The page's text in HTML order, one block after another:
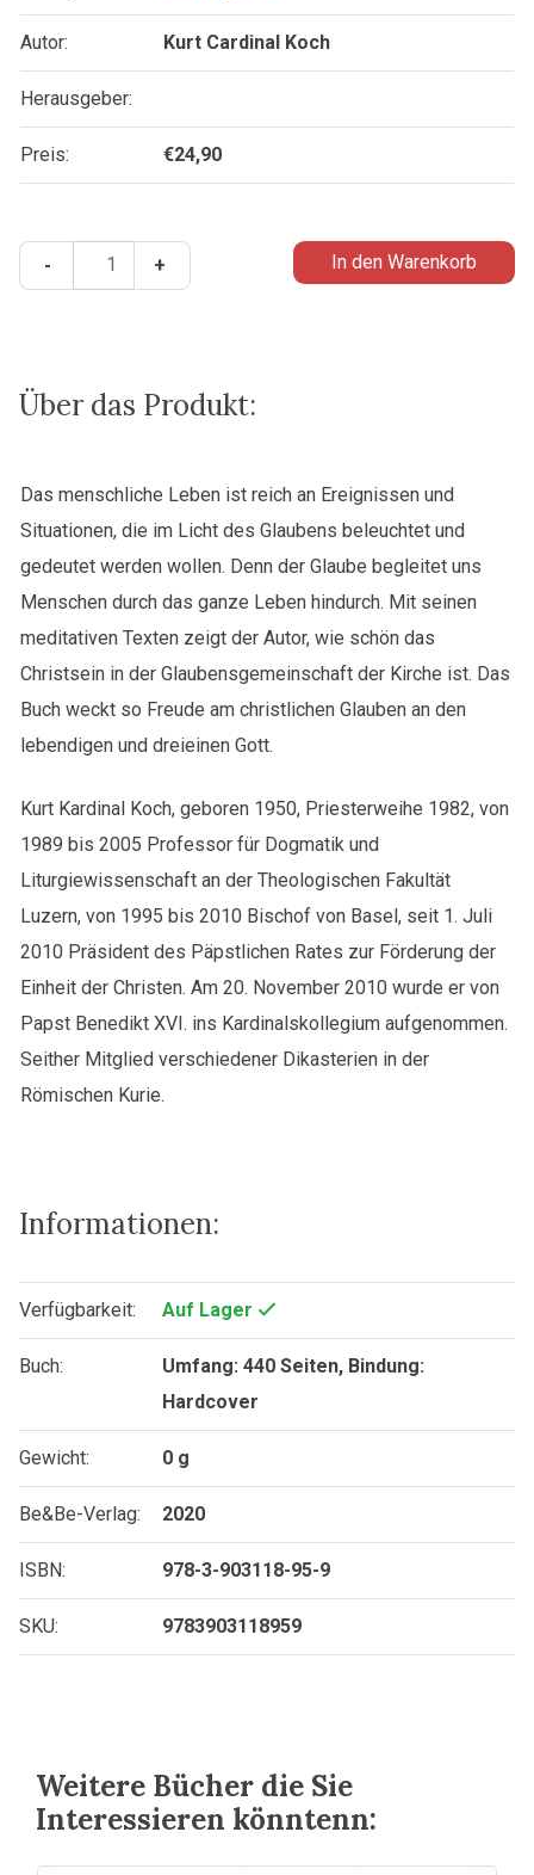
Autor: Kurt Cardinal Koch
Herausgeber:
Preis: €24,90
-
Christ
Meditationen
Herzmitte
christlichen
Glaubens
Menge
+ In den Warenkorb
Über das Produkt:
Das menschliche Leben ist reich an Ereignissen und
Situationen, die im Licht des Glaubens beleuchtet und
gedeutet werden wollen. Denn der Glaube begleitet uns
Menschen durch das ganze Leben hindurch. Mit seinen
meditativen Texten zeigt der Autor, wie schön das
Christsein in der Glaubensgemeinschaft der Kirche ist. Das
Buch weckt so Freude am christlichen Glauben an den
lebendigen und dreieinen Gott.
Kurt Kardinal Koch, geboren 1950, Priesterweihe 1982, von
1989 bis 2005 Professor für Dogmatik und
Liturgiewissenschaft an der Theologischen Fakultät
Luzern, von 1995 bis 2010 Bischof von Basel, seit 1. Juli
2010 Präsident des Päpstlichen Rates zur Förderung der
Einheit der Christen. Am 20. November 2010 wurde er von
Papst Benedikt XVI. ins Kardinalskollegium aufgenommen.
Seither Mitglied verschiedener Dikasterien in der
Römischen Kurie.
Informationen:
Verfügbarkeit: Auf Lager
Buch:
Umfang: 440 Seiten, Bindung:
Hardcover
Gewicht: 0 g
Be&Be-Verlag: 2020
ISBN: 978-3-903118-95-9
SKU: 9783903118959
Weitere Bücher die Sie
Interessieren könntenn: